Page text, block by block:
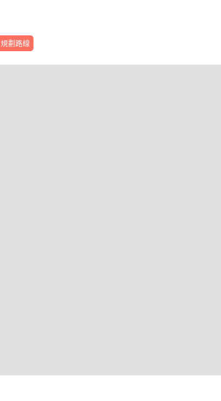
規劃路線